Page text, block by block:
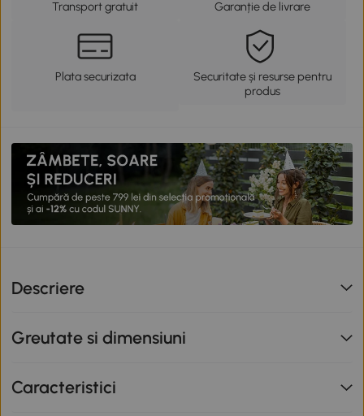
Transport gratuit Garanție de livrare
Plata securizata
Securitate și resurse pentru
produs
Descriere
Greutate si dimensiuni
Caracteristici